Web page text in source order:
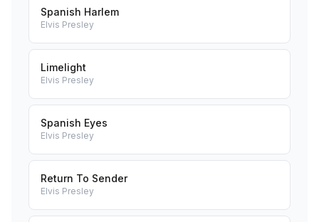
Spanish Harlem
Elvis Presley
Limelight
Elvis Presley
Spanish Eyes
Elvis Presley
Return To Sender
Elvis Presley